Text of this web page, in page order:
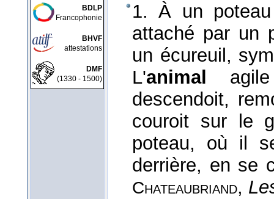
BDLP
Francophonie
BHVF
attestations
DMF
(1330 - 1500)
1. À un
attaché par un
un écureuil,
L'animal
descendoit,
couroit sur le
poteau, où il
derrière, en se
Chateaubriand,